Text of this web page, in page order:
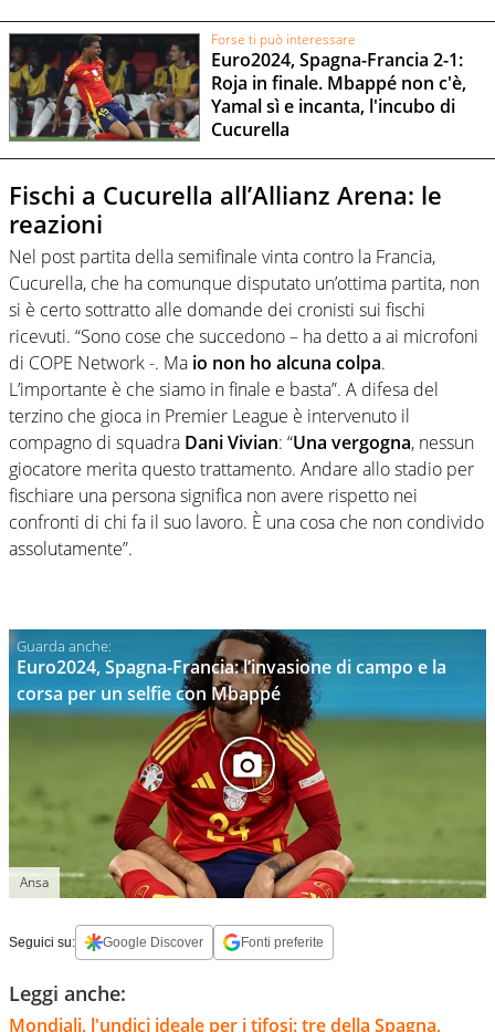
Forse ti può interessare
Euro2024, Spagna-Francia 2-1:
Roja in finale. Mbappé non c'è,
Yamal sì e incanta, l'incubo di
Cucurella
Fischi a Cucurella all’Allianz Arena: le
reazioni
Nel post partita della semifinale vinta contro la Francia,
Cucurella, che ha comunque disputato un’ottima partita, non
si è certo sottratto alle domande dei cronisti sui fischi
ricevuti. “Sono cose che succedono – ha detto a ai microfoni
di COPE Network -. Ma io non ho alcuna colpa.
L’importante è che siamo in finale e basta”. A difesa del
terzino che gioca in Premier League è intervenuto il
compagno di squadra Dani Vivian: “Una vergogna, nessun
giocatore merita questo trattamento. Andare allo stadio per
fischiare una persona significa non avere rispetto nei
confronti di chi fa il suo lavoro. È una cosa che non condivido
assolutamente”.
Euro2024, Spagna-Francia: l’invasione di campo e la
corsa per un selfie con Mbappé
Ansa
Seguici su: Google Discover Fonti preferite
Leggi anche:
Mondiali, l'undici ideale per i tifosi: tre della Spagna,